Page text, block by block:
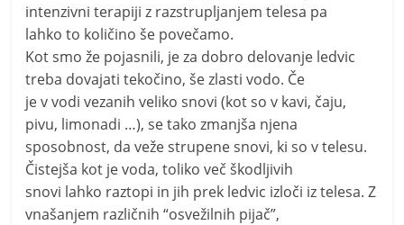
intenzivni terapiji z razstrupljanjem telesa pa
lahko to količino še povečamo.
Kot smo že pojasnili, je za dobro delovanje ledvic
treba dovajati tekočino, še zlasti vodo. Če
je v vodi vezanih veliko snovi (kot so v kavi, čaju,
pivu, limonadi …), se tako zmanjša njena
sposobnost, da veže strupene snovi, ki so v telesu.
Čistejša kot je voda, toliko več škodljivih
snovi lahko raztopi in jih prek ledvic izloči iz telesa. Z
vnašanjem različnih “osvežilnih pijač”,